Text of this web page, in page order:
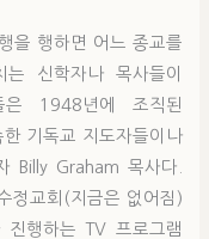
을 행하면 어느 종교를
신학자나 목사들이
은 1948년에 조직된
기독교 지도자들이나
Billy Graham 목사다.
정교회(지금은 없어짐)
행하는 TV 프로그램